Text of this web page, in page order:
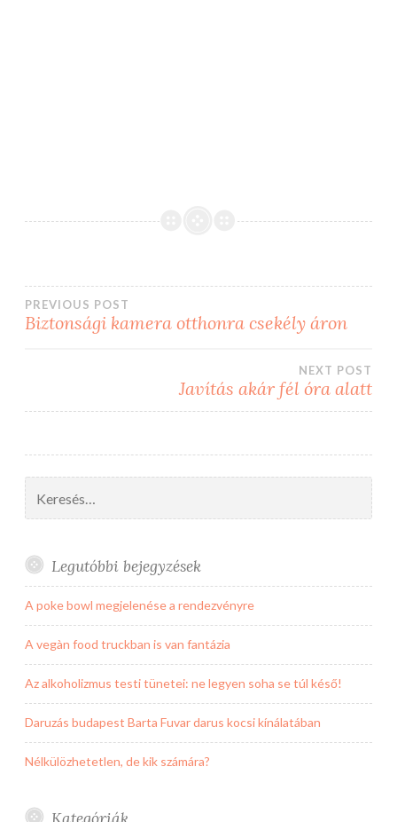
Bejegyzés
PREVIOUS POST
Biztonsági kamera otthonra csekély áron
NEXT POST
Javítás akár fél óra alatt
Legutóbbi bejegyzések
A poke bowl megjelenése a rendezvényre
A vegàn food truckban is van fantázia
Az alkoholizmus testi tünetei: ne legyen soha se túl késő!
Daruzás budapest Barta Fuvar darus kocsi kínálatában
Nélkülözhetetlen, de kik számára?